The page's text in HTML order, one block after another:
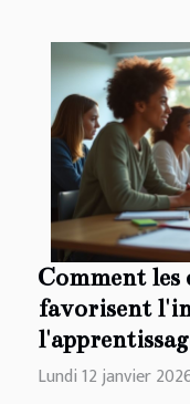
Comment les
favorisent
Lundi 12 janvier